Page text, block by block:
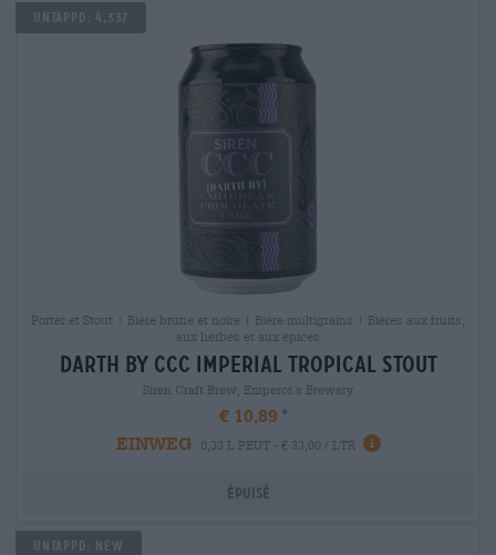
Untappd: 4,337
Porter et Stout | Bière brune et noire | Bière multigrains | Bières aux fruits,
aux herbes et aux épices
darth by ccc imperial tropical stout
Siren Craft Brew, Emperor´s Brewery
€ 10,89
EINWEG
0,33 L PEUT - € 33,00 / LTR
Épuisé
Untappd: NEW